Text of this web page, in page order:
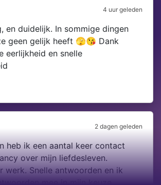
4 uur geleden
en duidelijk. In sommige dingen
geen gelijk heeft 🫣😘 Dank
eerlijkheid en snelle
2 dagen geleden
heb ik een aantal keer contact
over mijn liefdesleven.
werk. Snelle antwoorden en ik